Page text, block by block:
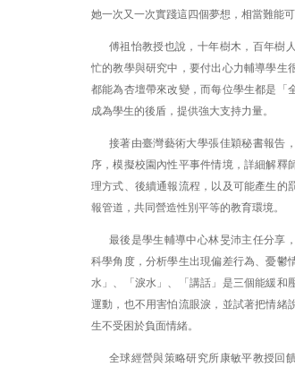
她一次又一次實踐這四個夢想，相當難能可
傅祖怡教授也說，十年樹木，百年樹
忙的教學與研究中，要付出心力輔導學生
都能為杏壇帶來改變，而每位學生都是「
成為學生的後盾，提供強大支持力量。
接著由臺灣藝術大學張佳穎秘書報告
序，模擬校園內性平事件情境，詳細解釋
理方式、後續通報流程，以及可能產生的
報管道，共同營造性別平等的教育環境。
最後是學生輔導中心林旻沛主任分享
科學角度，分析學生出現偏差行為、憂鬱
水」、「淚水」、「講話」是三個能緩和
運動，也不用害怕流眼淚，並試著把情緒
生不受困於負面情緒。
全球經營與策略研究所康敏平教授回